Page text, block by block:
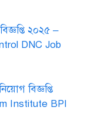
২০২৫ –
DNC Job
বিজ্ঞপ্তি
Institute BPI